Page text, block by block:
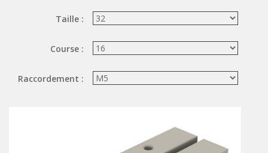
Électrovannes à jet pulsé
Vannes à jet pulsé
Ciseaux pneumatiques
Taille :
Course :
Raccordement :